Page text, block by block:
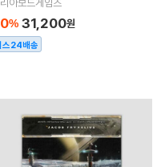
% 31,200원
스24배송